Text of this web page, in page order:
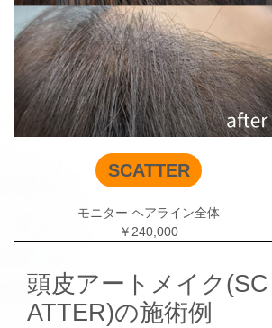
SCATTER
モニター ヘアライン全体
￥240,000
頭皮アートメイク(SC
ATTER)の施術例